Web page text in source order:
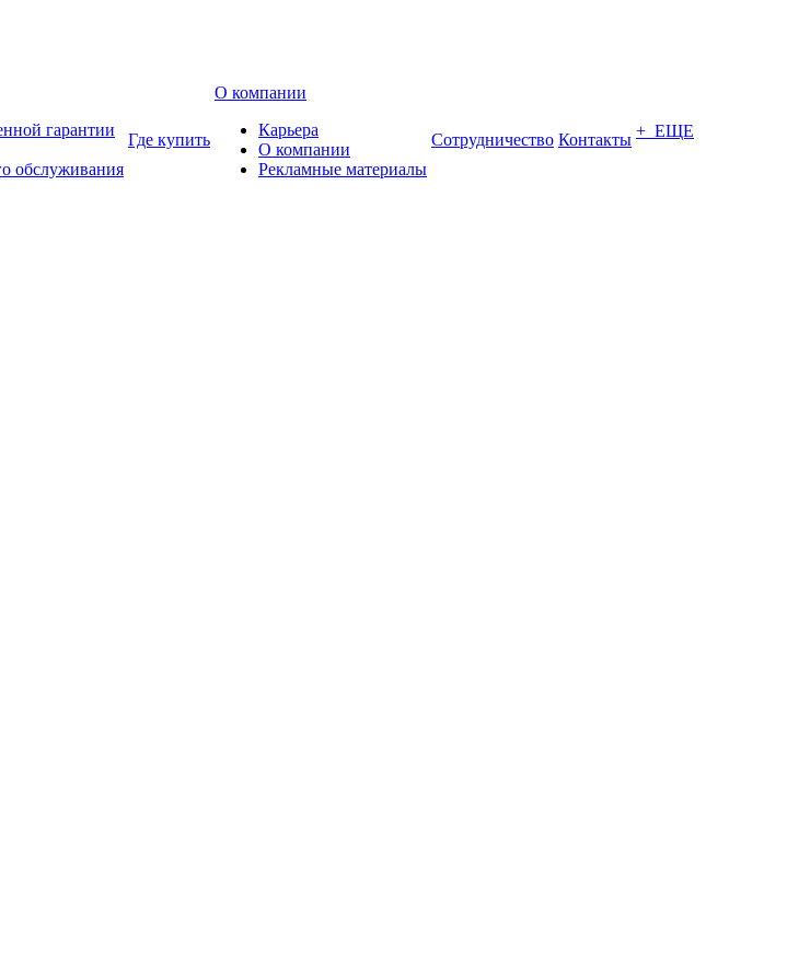
гарантии
обслуживания
Где купить
О компании
Карьера
О компании
Рекламные материалы
Сотрудничество Контакты + ЕЩЕ